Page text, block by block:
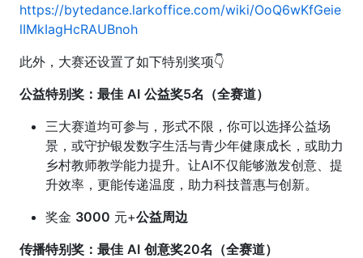
https://bytedance.larkoffice.com/wiki/OoQ6wKfGeie
lIMkIagHcRAUBnoh
此外，大赛还设置了如下特别奖项👇
公益特别奖：最佳 AI 公益奖5名（全赛道）
三大赛道均可参与，形式不限，你可以选择公益场
景，或守护银发数字生活与青少年健康成长，或助力
乡村教师教学能力提升。让AI不仅能够激发创意、提
升效率，更能传递温度，助力科技普惠与创新。
奖金 3000 元+公益周边
传播特别奖：最佳 AI 创意奖20名（全赛道）